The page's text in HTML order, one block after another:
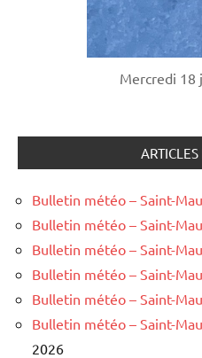
Mercredi 18
Bulletin météo – Saint-
Bulletin météo – Saint-
Bulletin météo – Saint-
Bulletin météo – Saint-
Bulletin météo – Saint-
Bulletin météo – Saint-
2026